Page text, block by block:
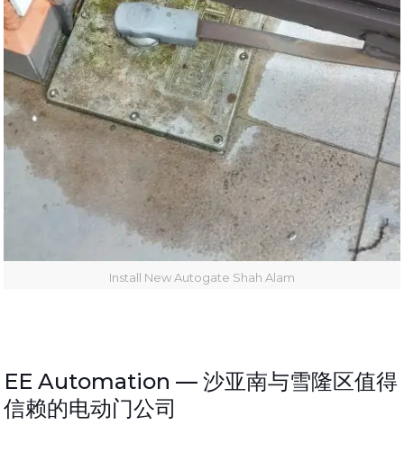
Install New Autogate Shah Alam
EE Automation —沙亚南与雪隆区值得
信赖的电动门公司